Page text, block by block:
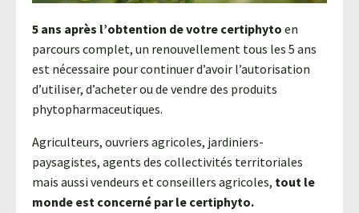
5 ans après l’obtention de votre certiphyto en
parcours complet, un renouvellement tous les 5 ans
est nécessaire pour continuer d’avoir l’autorisation
d’utiliser, d’acheter ou de vendre des produits
phytopharmaceutiques.
Agriculteurs, ouvriers agricoles, jardiniers-
paysagistes, agents des collectivités territoriales
mais aussi vendeurs et conseillers agricoles, tout le
monde est concerné par le certiphyto.